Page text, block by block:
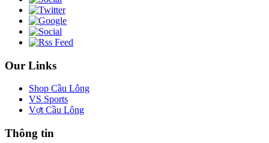
Our Links
Shop Cầu Lông
VS Sports
Vợt Cầu Lông
Thông tin